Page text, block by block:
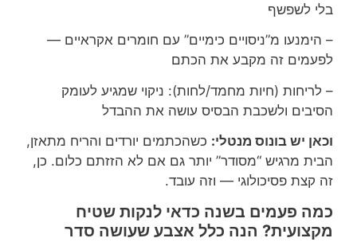
בלי לשפשף
– הימנעו מ”ניסויים כימיים” עם חומרים אקראיים —
לפעמים זה מקבע את הכתם
– לריחות (חיות מחמד/לחות): ניקוי שמגיע לעומק
הסיבים ולשכבת הבסיס עושה את ההבדל
וכאן יש בונוס מנטלי: כשהכתמים יורדים והריח מתאזן,
הבית מרגיש “מסודר” יותר גם אם לא הזזתם כלום. כן,
זה קצת פסיכולוגי — וזה עובד.
כמה פעמים בשנה כדאי לנקות שטיח
מקצועית? הנה כלל אצבע שעושה סדר